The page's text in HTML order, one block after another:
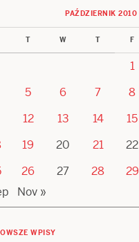
PAŹDZIERNIK 2010
T W T F
1
5 6 7 8
12 13 14 15
19 20 21 22
26 27 28 29
Nov »
WPISY